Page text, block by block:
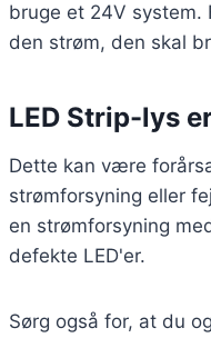
bruge et 24V
den strøm, den skal
LED Strip-lys
Dette kan være
strømforsyning eller
en strømforsyning
defekte LED'er.
Sørg også for, at du